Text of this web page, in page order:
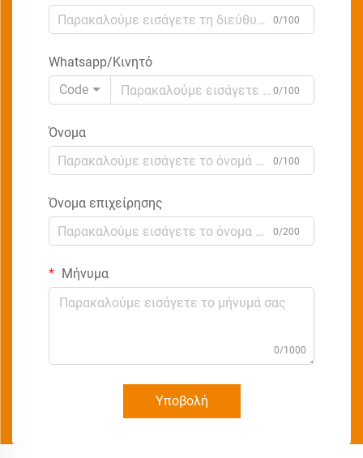
0/100
Whatsapp/Κινητό
Code
0/100
Όνομα
0/100
Όνομα επιχείρησης
0/200
Μήνυμα
0/1000
Υποβολή